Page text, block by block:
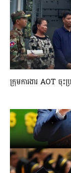
ក្រុមការងារ AOT ចុ